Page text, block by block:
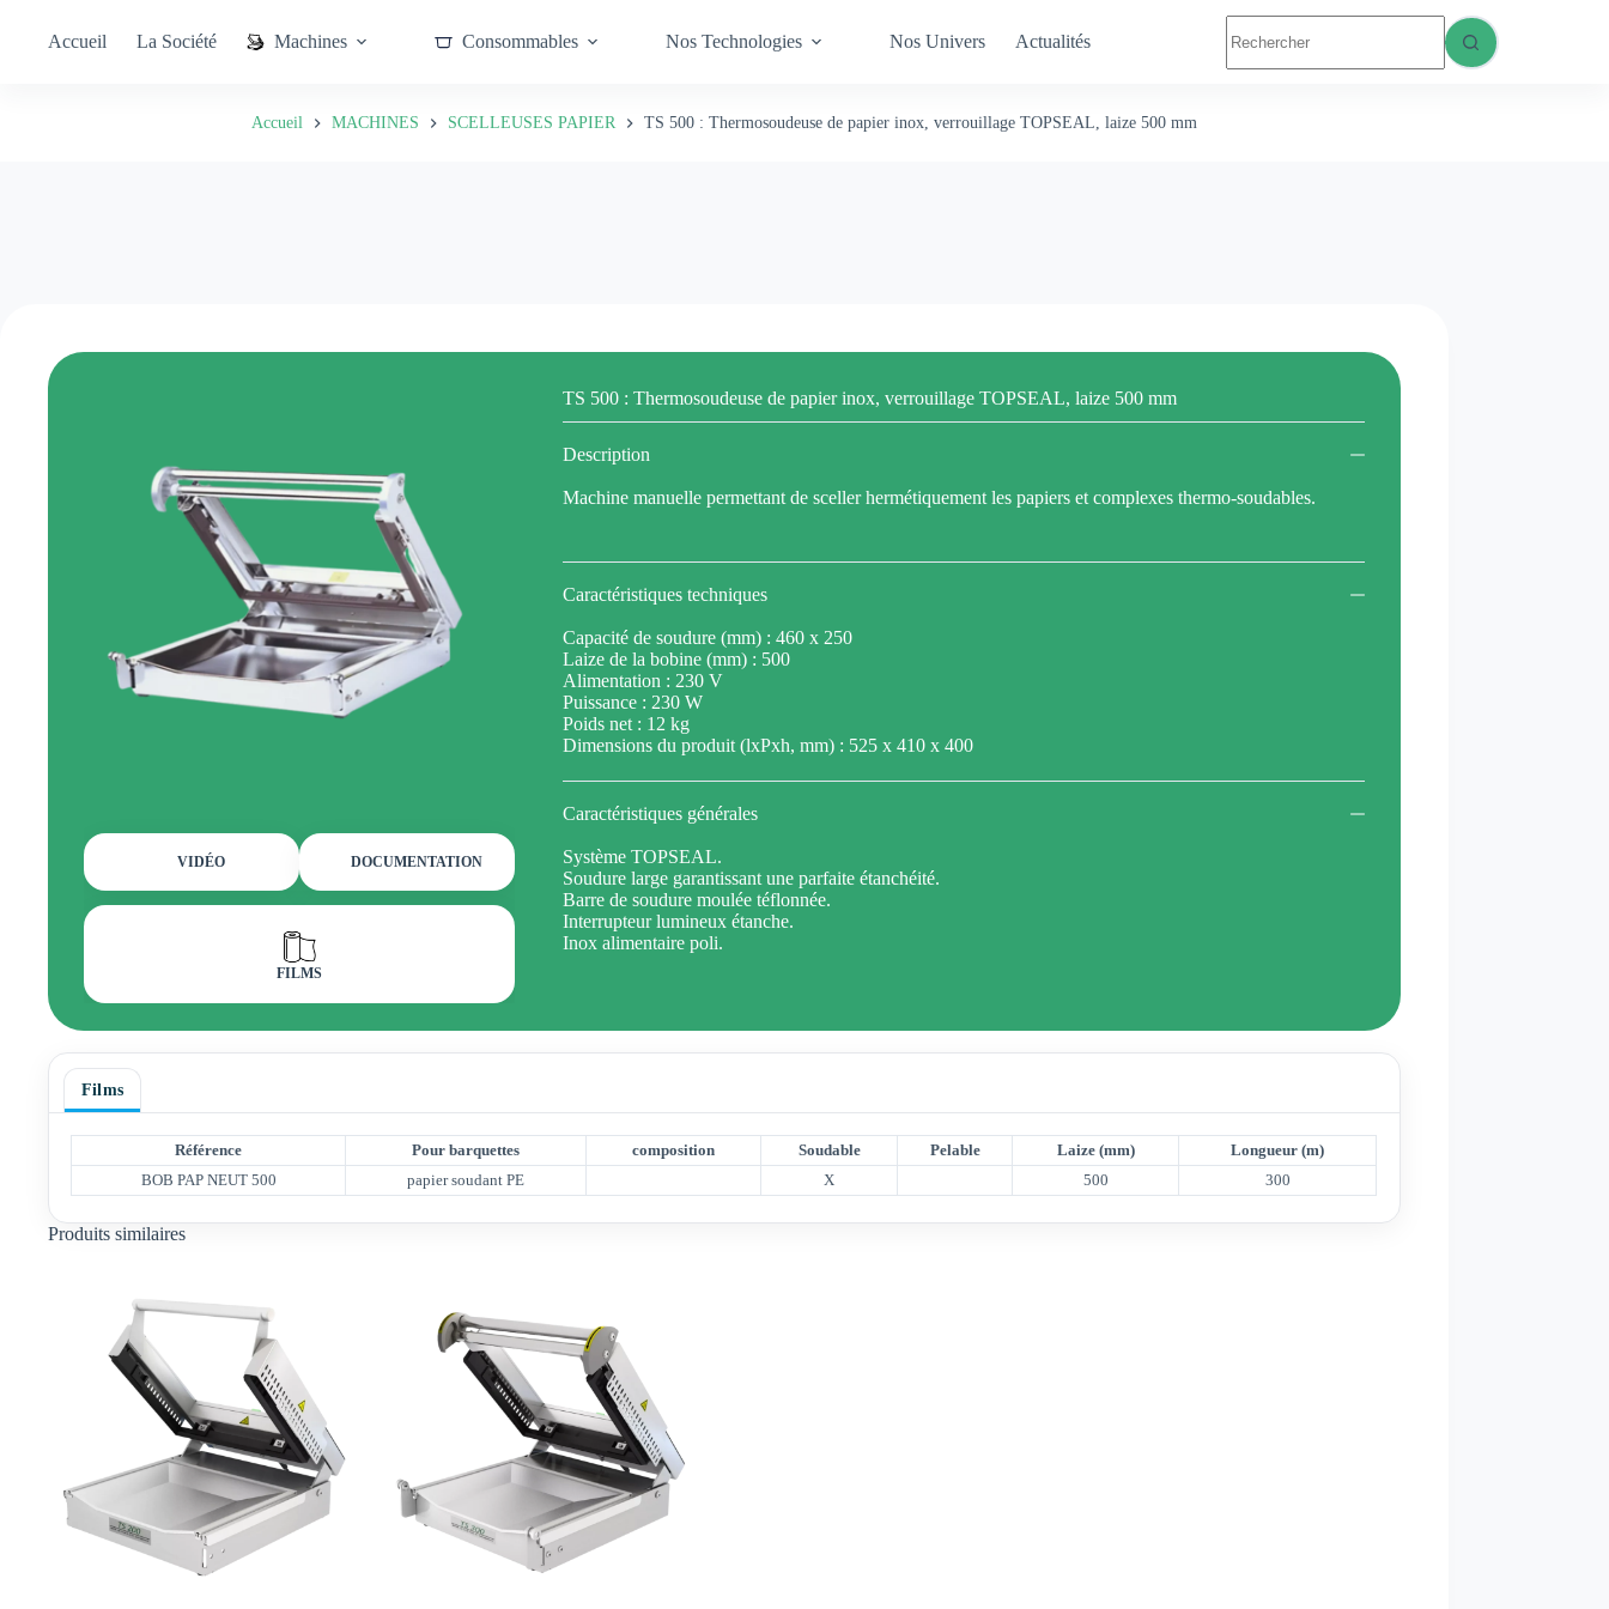
contenu
Fabricant de machines d'emballage : la scelleuse, la barquette, le film
NOUS CONTACTER
Accueil La Société Machines Consommables Nos Technologies Nos Univers Actualités
résultat
Accueil MACHINES SCELLEUSES PAPIER TS 500 : Thermosoudeuse de papier inox, verrouillage TOPSEAL, laize 500 mm
VIDÉO DOCUMENTATION
FILMS
TS 500 : Thermosoudeuse de papier inox, verrouillage TOPSEAL, laize 500 mm
Description
Machine manuelle permettant de sceller hermétiquement les papiers et complexes thermo-soudables.
Caractéristiques techniques
Capacité de soudure (mm) : 460 x 250
Laize de la bobine (mm) : 500
Alimentation : 230 V
Puissance : 230 W
Poids net : 12 kg
Dimensions du produit (lxPxh, mm) : 525 x 410 x 400
Caractéristiques générales
Système TOPSEAL.
Soudure large garantissant une parfaite étanchéité.
Barre de soudure moulée téflonnée.
Interrupteur lumineux étanche.
Inox alimentaire poli.
Films
Référence Pour barquettes composition Soudable Pelable Laize (mm)
Longueur (m)
BOB PAP NEUT 500
papier soudant PE X 500 300
Produits similaires